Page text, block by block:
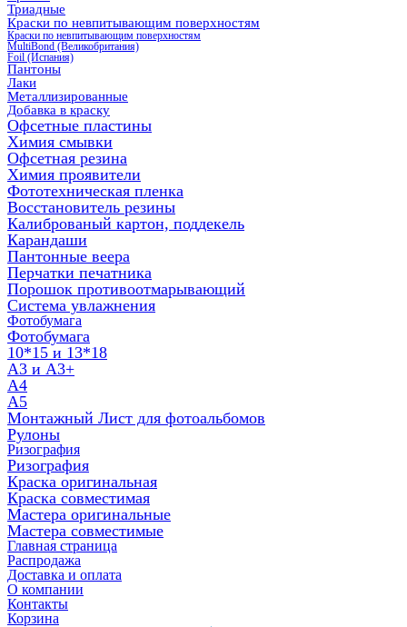
Триадные
Краски по невпитывающим поверхностям
Краски по невпитывающим поверхностям
MultiBond (Великобритания)
Foil (Испания)
Пантоны
Лаки
Металлизированные
Добавка в краску
Офсетные пластины
Химия смывки
Офсетная резина
Химия проявители
Фототехническая пленка
Восстановитель резины
Калиброваный картон, поддекель
Карандаши
Пантонные веера
Перчатки печатника
Порошок противоотмарывающий
Система увлажнения
Фотобумага
Фотобумага
10*15 и 13*18
A3 и А3+
А4
А5
Монтажный Лист для фотоальбомов
Рулоны
Ризография
Ризография
Краска оригинальная
Краска совместимая
Мастера оригинальные
Мастера совместимые
Главная страница
Распродажа
Доставка и оплата
О компании
Контакты
Корзина